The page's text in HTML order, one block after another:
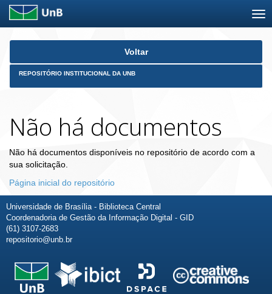
Skip
Voltar
REPOSITÓRIO INSTITUCIONAL DA UNB
Não há documentos
Não há documentos disponíveis no repositório de acordo com a
sua solicitação.
Página inicial do repositório
Universidade de Brasília - Biblioteca Central
Coordenadoria de Gestão da Informação Digital - GID
(61) 3107-2683
repositorio@unb.br